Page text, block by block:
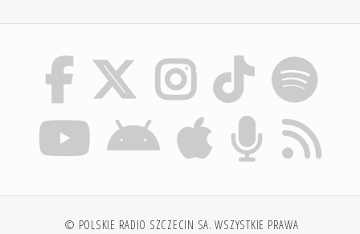
© POLSKIE RADIO SZCZECIN SA. WSZYSTKIE PRAWA